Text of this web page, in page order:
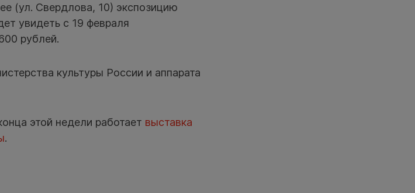
(ул. Свердлова, 10) экспозицию
увидеть с 19 февраля
рублей.
культуры России и аппарата
этой недели работает выставка
.